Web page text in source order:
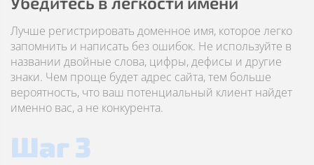
Лучше регистрировать доменное имя, которое легко
запомнить и написать без ошибок. Не используйте в
названии двойные слова, цифры, дефисы и другие
знаки. Чем проще будет адрес сайта, тем больше
вероятность, что ваш потенциальный клиент найдет
именно вас, а не конкурента.
Шаг 3